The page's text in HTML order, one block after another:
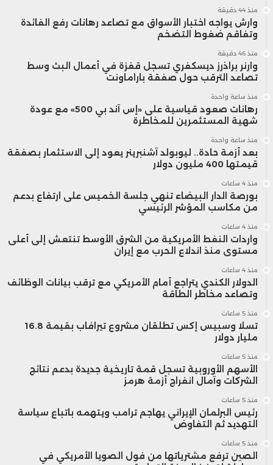
منذ 44 دقيقة
وارش يواجه اختبار الأسواق مع تصاعد رهانات رفع الفائدة
وتفاقم ضغوط التضخم
منذ 46 دقيقة
وارنر براذرز ديسكفري تسجل قفزة في أعمال البث وسط
تصاعد الترقب حول صفقة باراماونت
منذ ساعة واحدة
رهانات صعود قياسية على «إس آند بي 500» مع عودة
شهية المستثمرين للمخاطرة
منذ ساعة واحدة
بعد أزمة حادة.. ليوبولد آشنبرينر يعود إلى الاستثمار بصفقة
قيمتها 400 مليون دولار
منذ 4 ساعات
بورصة الدار البيضاء تنهي جلسة الخميس على ارتفاع بدعم
من مكاسب المؤشر الرئيسي
منذ 4 ساعات
واردات النفط الأمريكية من الشرق الأوسط تنتعش إلى أعلى
مستوى منذ اندلاع الحرب مع إيران
منذ 4 ساعات
الدولار الكندي يتراجع أمام الأمريكي مع ترقب بيانات الوظائف
وتصاعد مخاطر الطاقة
منذ 5 ساعات
تسلا وسبيس إكس تطلقان مشروع تيرافاب بقيمة 16.8
مليار دولار
منذ 5 ساعات
الأسهم الأوروبية تسجل قمة تاريخية جديدة بدعم نتائج
الشركات وآمال انفراج أزمة هرمز
منذ 5 ساعات
رئيس البرلمان الإيراني يهاجم ترامب ويتهمه باتباع سياسة
التهديد ثم التفاوض
منذ 5 ساعات
الصين ترفع مشترياتها من فول الصويا الأمريكي في